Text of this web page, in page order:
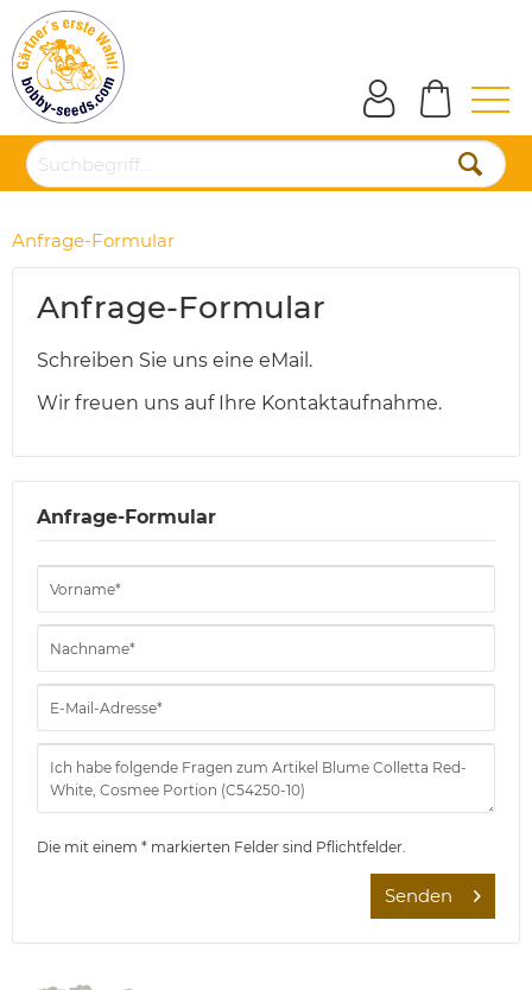
Anfrage-Formular
Anfrage-Formular
Schreiben Sie uns eine eMail.
Wir freuen uns auf Ihre Kontaktaufnahme.
Anfrage-Formular
Die mit einem * markierten Felder sind Pflichtfelder.
Senden